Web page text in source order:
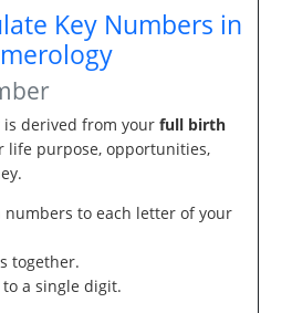
Key Numbers in
derived from your full birth
life purpose, opportunities,
numbers to each letter of your
together.
a single digit.